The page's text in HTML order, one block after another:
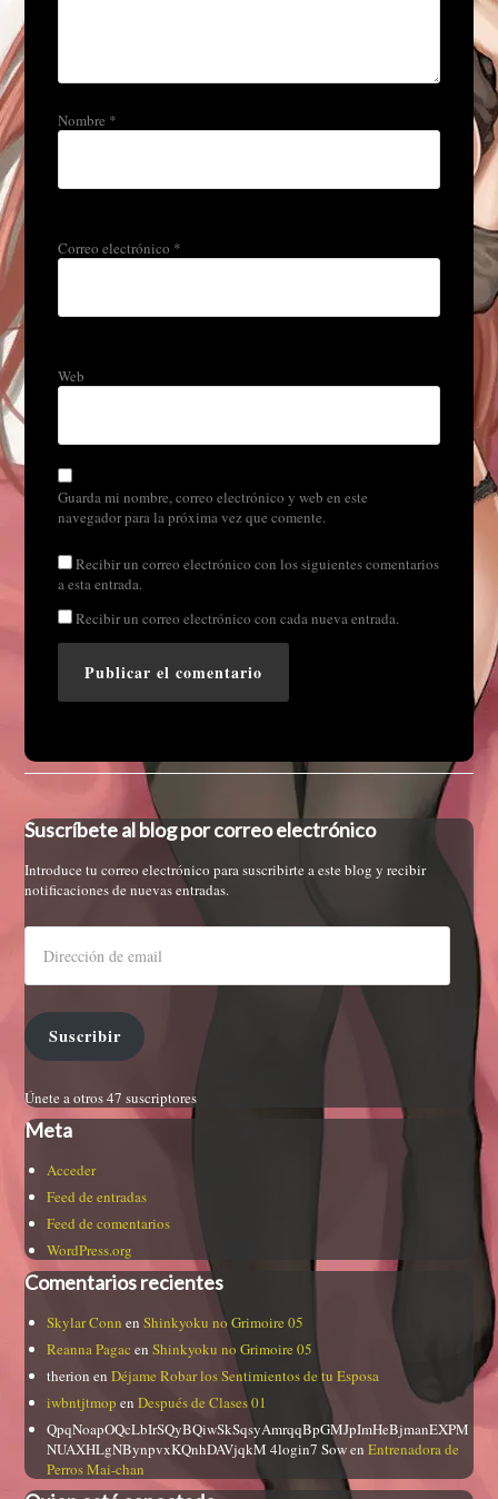
Nombre *
Correo electrónico *
Web
Guarda mi nombre, correo electrónico y web en este
navegador para la próxima vez que comente.
Recibir un correo electrónico con los siguientes comentarios
a esta entrada.
Recibir un correo electrónico con cada nueva entrada.
Suscríbete al blog por correo electrónico
Introduce tu correo electrónico para suscribirte a este blog y recibir
notificaciones de nuevas entradas.
Suscribir
Únete a otros 47 suscriptores
Meta
Acceder
Feed de entradas
Feed de comentarios
WordPress.org
Comentarios recientes
Skylar Conn enShinkyoku no Grimoire 05
Reanna Pagac enShinkyoku no Grimoire 05
therion enDéjame Robar los Sentimientos de tu Esposa
iwbntjtmop enDespués de Clases 01
QpqNoapOQcLbIrSQyBQiwSkSqsyAmrqqBpGMJpImHeBjmanEXPM
NUAXHLgNBynpvxKQnhDAVjqkM 4login7 SowenEntrenadora de
Perros Mai-chan